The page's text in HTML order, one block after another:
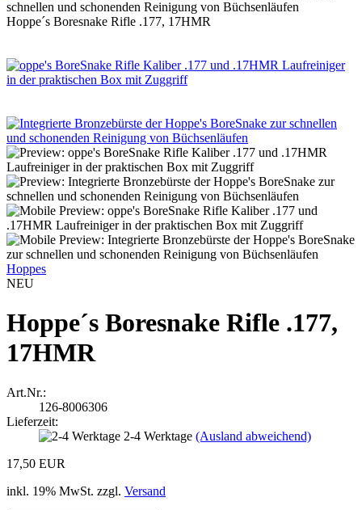
Hoppe´s Boresnake Rifle .177, 17HMR
Hoppes
NEU
Hoppe´s Boresnake Rifle .177,
17HMR
Art.Nr.:
126-8006306
Lieferzeit:
2-4 Werktage (Ausland abweichend)
17,50 EUR
inkl. 19% MwSt. zzgl. Versand